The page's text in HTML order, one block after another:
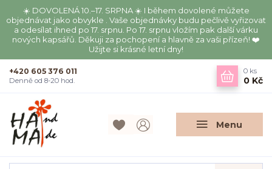
☀️ DOVOLENÁ 10.–17. SRPNA ☀️ I během dovolené můžete
objednávat jako obvykle . Vaše objednávky budu pečlivě vyřizovat
a odesílat ihned po 17. srpnu. Po 17. srpnu vložím pak další várku
nových kapsářů. Děkuji za pochopení a hlavně za vaši přízeň! ❤️
Užijte si krásné letní dny!
Menu
+420 605 376 011
Denně od 8-20 hod.
0 ks
0 Kč